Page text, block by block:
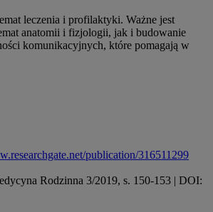
leczenia i profilaktyki. Ważne jest
anatomii i fizjologii, jak i budowanie
komunikacyjnych, które pomagają w
publication/316511299
Rodzinna 3/2019, s. 150-153 | DOI: